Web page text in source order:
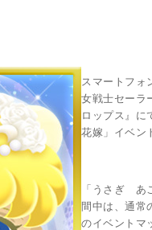
スマートフォ
女戦士セーラ
ロップス』
花嫁」イベン
「うさぎ あ
間中は、通常
のイベントマ